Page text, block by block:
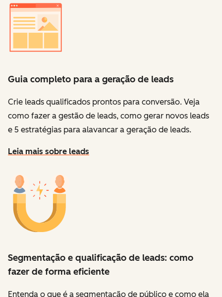
Guia completo para a geração de leads
Crie leads qualificados prontos para conversão. Veja
como fazer a gestão de leads, como gerar novos leads
e 5 estratégias para alavancar a geração de leads.
Leia mais sobre leads
Segmentação e qualificação de leads: como
fazer de forma eficiente
Entenda o que é a segmentação de público e como ela